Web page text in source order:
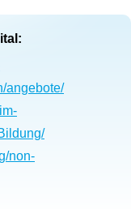
angebote/
non-